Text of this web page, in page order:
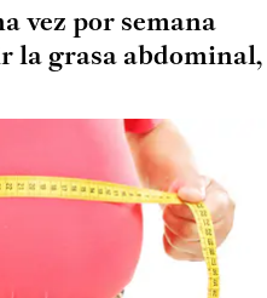
vez por semana
la grasa abdominal,